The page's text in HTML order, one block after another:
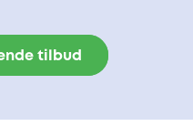
tilbud